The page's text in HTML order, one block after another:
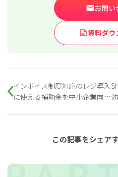
お問い
資料ダウ
インボイス制度対応のレジ導入
に使える補助金を中小企業向け
この記事をシェア